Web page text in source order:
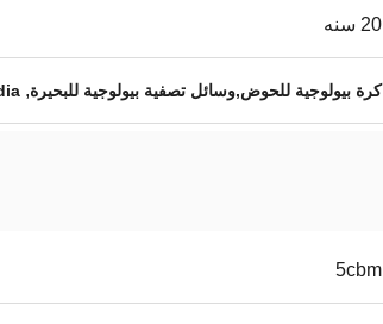
20 سنه
كرة بيولوجية للحوض,وسائل تصفية بيولوجية للبحيرة,
5cbm